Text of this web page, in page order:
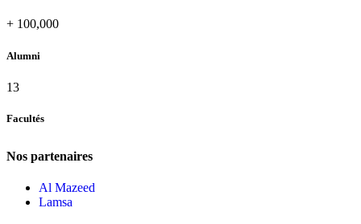
+ 100,000
Alumni
13
Facultés
Nos partenaires
Al Mazeed
Lamsa